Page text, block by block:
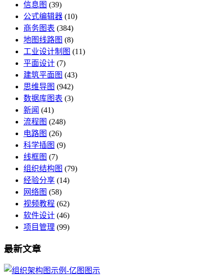
信息图 (39)
公式编辑器 (10)
商务图表 (384)
地图线路图 (8)
工业设计制图 (11)
平面设计 (7)
建筑平面图 (43)
思维导图 (942)
数据库图表 (3)
新闻 (41)
流程图 (248)
电路图 (26)
科学插图 (9)
线框图 (7)
组织结构图 (79)
经验分享 (14)
网络图 (58)
视频教程 (62)
软件设计 (46)
项目管理 (99)
最新文章